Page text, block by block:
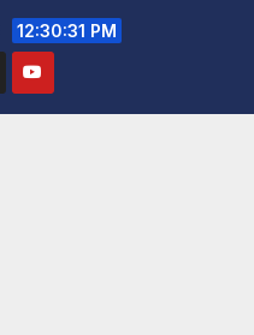
12:30:32 PM